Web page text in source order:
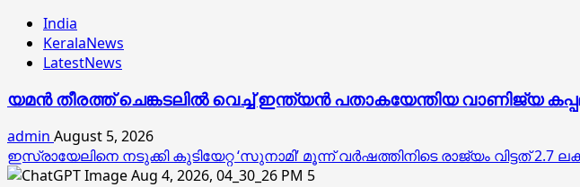
India
KeralaNews
LatestNews
യമൻ തീരത്ത് ചെങ്കടലിൽ വെച്ച് ഇന്ത്യൻ പതാകയേന്തിയ വാണിജ്യ
admin August 5, 2026
ഇസ്രായേലിനെ നടുക്കി കുടിയേറ്റ ‘സുനാമി’ മൂന്ന് വർഷത്തിനിടെ രാജ്യം വിട്ടത്
5